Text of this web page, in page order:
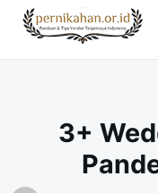
SkipSearch
for:
3+